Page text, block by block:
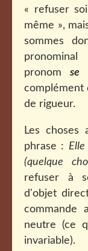
« refuser
même »,
sommes
pronom se
complément
de rigueur.
Les choses
phrase :
(quelque
refuser à
d'objet
commande
neutre (ce
invariable).